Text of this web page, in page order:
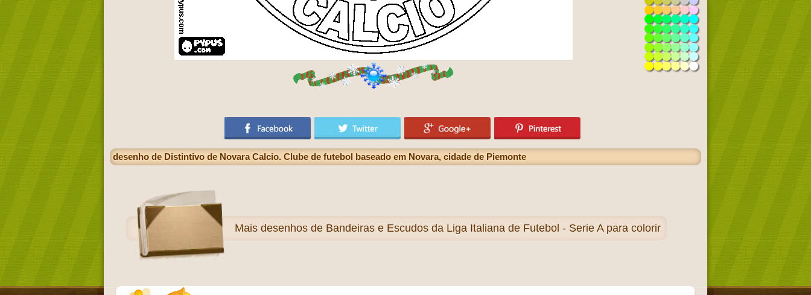
desenho de Distintivo de Novara Calcio. Clube de futebol baseado em Novara, cidade de Piemonte
Mais desenhos de Bandeiras e Escudos da Liga Italiana de Futebol - Serie A para colorir